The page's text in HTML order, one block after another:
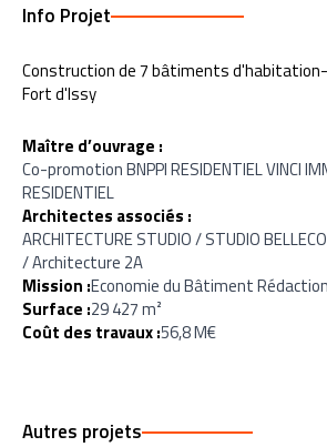
Info Projet
Construction de 7 bâtiments
Fort d'Issy
Maître d’ouvrage :
Co-promotion BNPPI RESIDENTIEL VINCI
RESIDENTIEL
Architectes associés :
ARCHITECTURE STUDIO / STUDIO
/ Architecture 2A
Mission :Economie du Bâtiment
Surface :29 427 m²
Coût des travaux :56,8 M€
Autres projets